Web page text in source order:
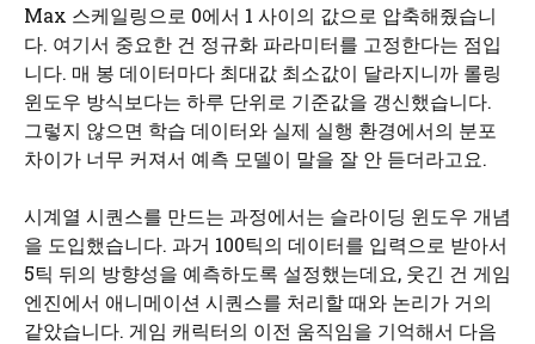
Max 스케일링으로 0에서 1 사이의 값으로 압축해줬습니
다. 여기서 중요한 건 정규화 파라미터를 고정한다는 점입
니다. 매 봉 데이터마다 최대값 최소값이 달라지니까 롤링
윈도우 방식보다는 하루 단위로 기준값을 갱신했습니다.
그렇지 않으면 학습 데이터와 실제 실행 환경에서의 분포
차이가 너무 커져서 예측 모델이 말을 잘 안 듣더라고요.
시계열 시퀀스를 만드는 과정에서는 슬라이딩 윈도우 개념
을 도입했습니다. 과거 100틱의 데이터를 입력으로 받아서
5틱 뒤의 방향성을 예측하도록 설정했는데요, 웃긴 건 게임
엔진에서 애니메이션 시퀀스를 처리할 때와 논리가 거의
같았습니다. 게임 캐릭터의 이전 움직임을 기억해서 다음